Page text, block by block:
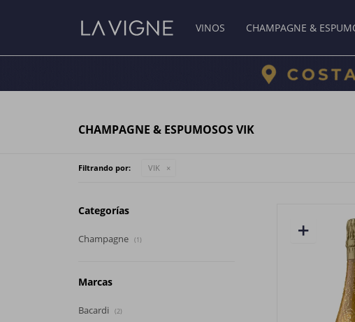
VINOS CHAMPAGNE &
CHAMPAGNE & ESPUMOSOS VIK
Filtrando por: VIK
Categorías
Champagne (1)
Marcas
Bacardi (2)